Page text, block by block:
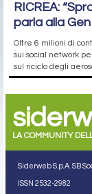
RICREA:
parla alla
Oltre 6 milioni di
sui social network
sul riciclo degli
LA COMMUNITY
Siderweb S.p.A. SB
ISSN 2532-2982